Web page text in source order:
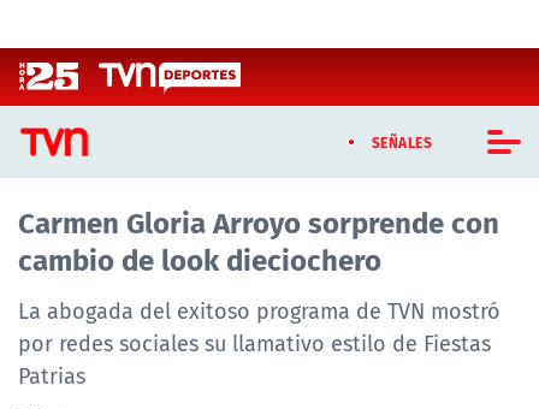
SEÑALES
CASTING MASTERCHEF CHILE
CASTING TVN VERTICAL
TVN VERTICAL
TVN PLAY
Carmen Gloria Arroyo sorprende con
cambio de look dieciochero
La abogada del exitoso programa de TVN mostró
por redes sociales su llamativo estilo de Fiestas
Patrias